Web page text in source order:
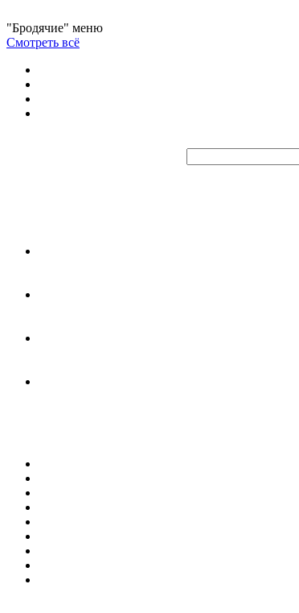
"Бродячие" меню
Смотреть всё